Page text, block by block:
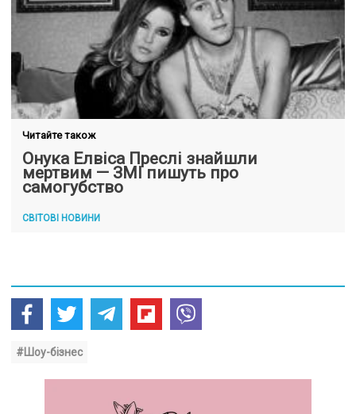
Читайте також
Онука Елвіса Преслі знайшли
мертвим — ЗМІ пишуть про
самогубство
СВІТОВІ НОВИНИ
#Шоу-бізнес